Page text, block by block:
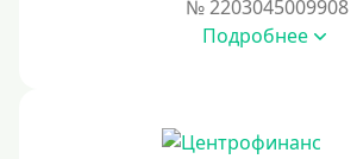
№ 2203045009908
Подробнее